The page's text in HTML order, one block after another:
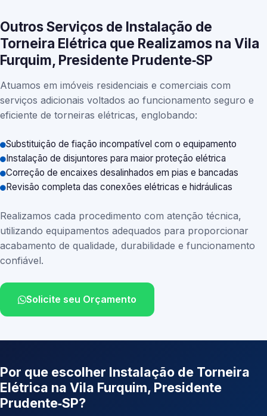
Outros Serviços de Instalação de
Torneira Elétrica que Realizamos na Vila
Furquim, Presidente Prudente‑SP
Atuamos em imóveis residenciais e comerciais com
serviços adicionais voltados ao funcionamento seguro e
eficiente de torneiras elétricas, englobando:
Substituição de fiação incompatível com o equipamento
Instalação de disjuntores para maior proteção elétrica
Correção de encaixes desalinhados em pias e bancadas
Revisão completa das conexões elétricas e hidráulicas
Realizamos cada procedimento com atenção técnica,
utilizando equipamentos adequados para proporcionar
acabamento de qualidade, durabilidade e funcionamento
confiável.
Solicite seu Orçamento
Por que escolher Instalação de Torneira
Elétrica na Vila Furquim, Presidente
Prudente‑SP?